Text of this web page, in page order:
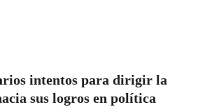
intentos para dirigir la
sus logros en política